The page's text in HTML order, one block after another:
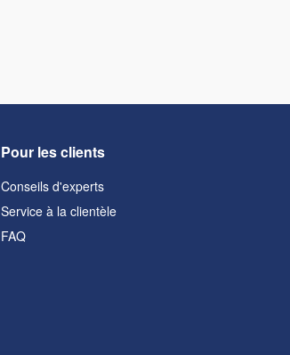
Pour les clients
Conseils d'experts
Service à la clientèle
FAQ